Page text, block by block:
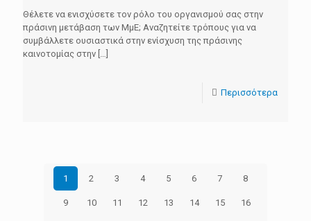
Θέλετε να ενισχύσετε τον ρόλο του οργανισμού σας στην
πράσινη μετάβαση των ΜμΕ; Αναζητείτε τρόπους για να
συμβάλλετε ουσιαστικά στην ενίσχυση της πράσινης
καινοτομίας στην […]
Περισσότερα
1 2 3 4 5 6 7 8
9 10 11 12 13 14 15 16